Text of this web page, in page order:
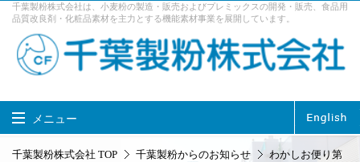
千葉製粉株式会社は、小麦粉の製造・販売およびプレミックスの開発・販売、食品用
品質改良剤・化粧品素材を主力とする機能素材事業を展開しています。
メニュー
千葉製粉株式会社 TOP
千葉製粉株式会社 TOP 千葉製粉からのお知らせ
わかしお便り第